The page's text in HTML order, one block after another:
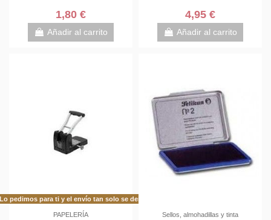
1,80 €
Añadir al carrito
4,95 €
Añadir al carrito
pedimos para ti y el envío tan solo se demora 48h más de lo habitual!
PAPELERÍA Sellos, almohadillas y tinta